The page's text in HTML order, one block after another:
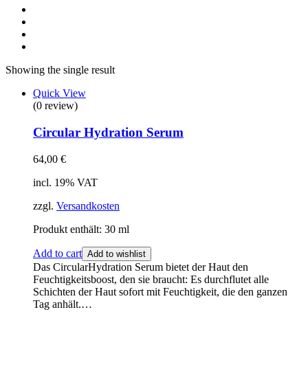
Showing the single result
Quick View
(0 review)
Circular Hydration Serum
64,00 €
incl. 19% VAT
zzgl. Versandkosten
Produkt enthält: 30 ml
Add to cart Add to wishlist
Das CircularHydration Serum bietet der Haut den
Feuchtigkeitsboost, den sie braucht: Es durchflutet alle
Schichten der Haut sofort mit Feuchtigkeit, die den ganzen
Tag anhält.…